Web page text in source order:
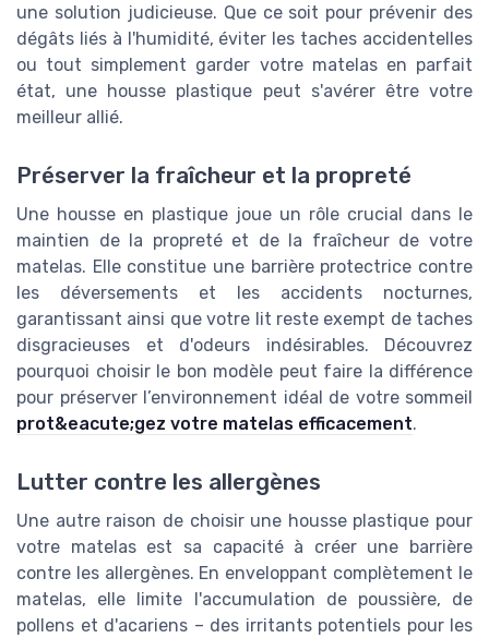
une solution judicieuse. Que ce soit pour prévenir des
dégâts liés à l'humidité, éviter les taches accidentelles
ou tout simplement garder votre matelas en parfait
état, une housse plastique peut s'avérer être votre
meilleur allié.
Préserver la fraîcheur et la propreté
Une housse en plastique joue un rôle crucial dans le
maintien de la propreté et de la fraîcheur de votre
matelas. Elle constitue une barrière protectrice contre
les déversements et les accidents nocturnes,
garantissant ainsi que votre lit reste exempt de taches
disgracieuses et d'odeurs indésirables. Découvrez
pourquoi choisir le bon modèle peut faire la différence
pour préserver l’environnement idéal de votre sommeil
prot&eacute;gez votre matelas efficacement.
Lutter contre les allergènes
Une autre raison de choisir une housse plastique pour
votre matelas est sa capacité à créer une barrière
contre les allergènes. En enveloppant complètement le
matelas, elle limite l'accumulation de poussière, de
pollens et d'acariens – des irritants potentiels pour les